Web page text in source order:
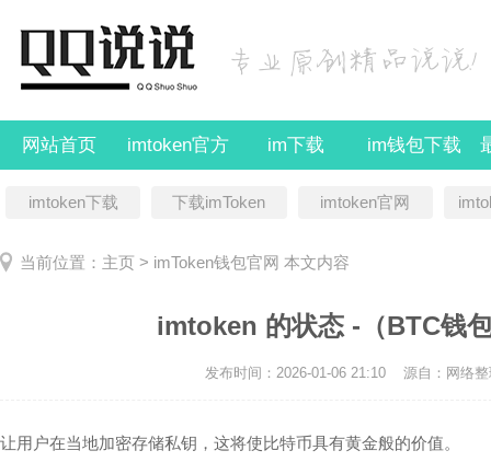
网站首页 imtoken官方 im下载 im钱包下载
imtoken下载 下载imToken imtoken官网
当前位置： 主页 > imToken钱包官网 本文内容
imtoken 的状态 -（BTC钱
发布时间：2026-01-06 21:10 源自：网络整
让用户在当地加密存储私钥，这将使比特币具有黄金般的价值。